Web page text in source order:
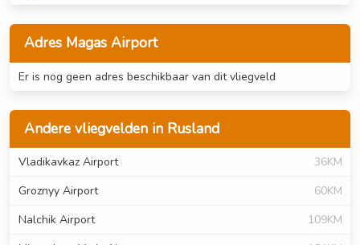
Adres Magas Airport
Er is nog geen adres beschikbaar van dit vliegveld
Andere vliegvelden in Rusland
Vladikavkaz Airport
36KM
Groznyy Airport
60KM
Nalchik Airport
109KM